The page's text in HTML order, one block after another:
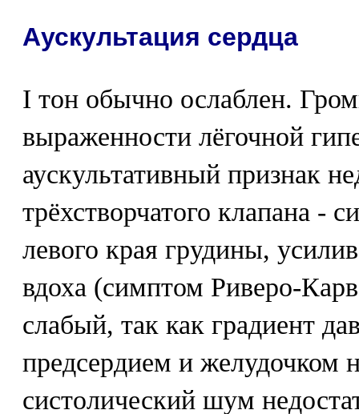
Аускультация сердца
I тон обычно ослаблен.
выраженности лёгочной
аускультативный признак
трёхстворчатого клапана -
левого края грудины,
вдоха (симптом Риверо-
слабый, так как градиент
предсердием и желудочком
систолический шум